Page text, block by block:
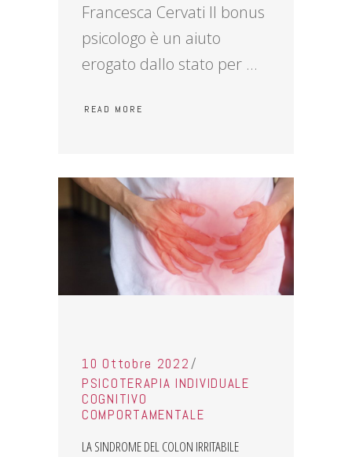
Francesca Cervati Il bonus
psicologo è un aiuto
erogato dallo stato per
READ MORE
10 Ottobre 2022
PSICOTERAPIA INDIVIDUALE
COGNITIVO
COMPORTAMENTALE
LA SINDROME DEL COLON IRRITABILE